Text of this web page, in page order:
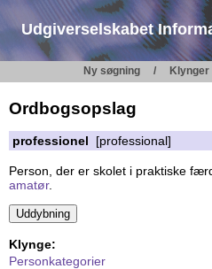
Udgiverselskabet
Ny søgning Klynger
Ordbogsopslag
professionel [professional]
Person, der er skolet i praktiske
amatør.
Klynge:
Personkategorier